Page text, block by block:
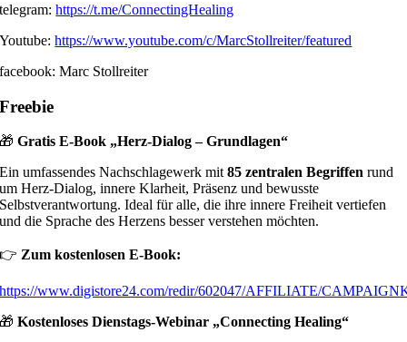
telegram:https://t.me/ConnectingHealing
Youtube:https://www.youtube.com/c/MarcStollreiter/featured
facebook: Marc Stollreiter
Freebie
🎁Gratis E-Book „Herz-Dialog – Grundlagen“
Ein umfassendes Nachschlagewerk mit85 zentralen Begriffen rund
um Herz-Dialog, innere Klarheit, Präsenz und bewusste
Selbstverantwortung. Ideal für alle, die ihre innere Freiheit vertiefen
und die Sprache des Herzens besser verstehen möchten.
👉Zum kostenlosen E-Book:
https://www.digistore24.com/redir/602047/AFFILIATE/
🎁Kostenloses Dienstags-Webinar „Connecting Healing“